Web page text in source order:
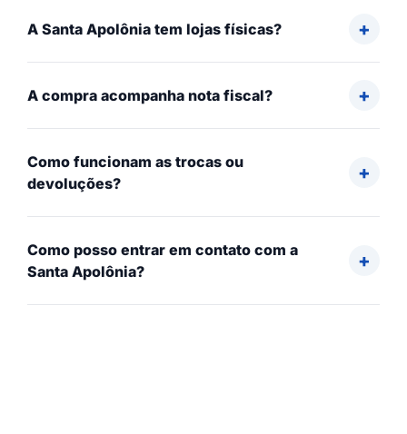
A Santa Apolônia tem lojas físicas?
A compra acompanha nota fiscal?
Como funcionam as trocas ou
devoluções?
Como posso entrar em contato com a
Santa Apolônia?